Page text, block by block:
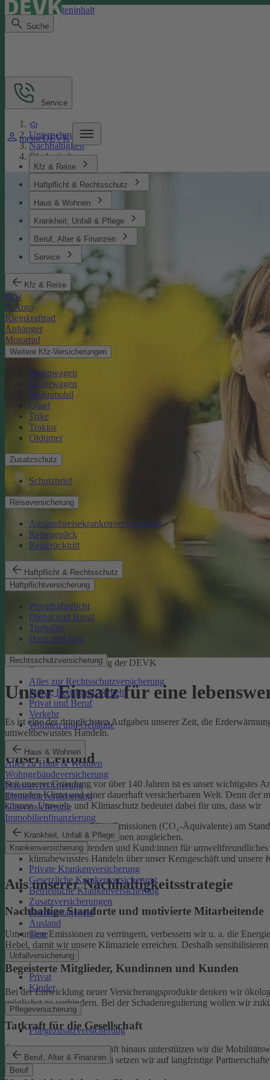
Direkt zum Seiteninhalt
Suche
meineDEVK
Kfz & Reise
Haftpflicht & Rechtsschutz
Haus & Wohnen
Krankheit, Unfall & Pflege
Beruf, Alter & Finanzen
Service
Kfz & Reise
Pkw
E-Auto
Kleinkraftrad
Anhänger
Motorrad
Weitere Kfz-Versicherungen
Wohnwagen
Lieferwagen
Wohnmobil
Quad
Trike
Traktor
Oldtimer
Zusatzschutz
Schutzbrief
Reiseversicherung
Auslandsreisekrankenversicherung
Reisegepäck
Reiserücktritt
Haftpflicht & Rechtsschutz
Haftpflichtversicherung
Privathaftpflicht
Dienst und Beruf
Tierhalter
Haus und Bau
Rechtsschutzversicherung
Alles zur Rechtsschutzversicherung
Privat, Beruf und Verkehr
Privat und Beruf
Verkehr
Wohnen und Gebäude
Haus & Wohnen
Alles zu Haus & Wohnen
Wohngebäudeversicherung
Hausratversicherung
Elementarversicherung
Glasversicherung
Immobilienfinanzierung
Krankheit, Unfall & Pflege
Krankenversicherung
Private Krankenversicherung
Gesetzliche Krankenversicherung
Betriebliche Krankenversicherung
Zusatzversicherungen
Krankentagegeld
Ausland
Tiere
Unfallversicherung
Privat
Kinder
Pflegeversicherung
Pflegezusatzversicherung
Beruf, Alter & Finanzen
Beruf
Service
Unternehmen
Nachhaltigkeit
Ökologisches
Ökologische Verantwortung der DEVK
Unser Einsatz für eine
Es ist eine der dringlichsten Aufgaben unserer Zeit, die
umweltbewusstes Handeln.
Unser Leitbild
Seit unserer Gründung vor über 140 Jahren ist es unser wichtigstes
gesunden Klima und einer dauerhaft versicherbaren Welt. Denn der
können.Umwelt- und Klimaschutz bedeutet dabei für uns, dass wir
unsere eigenen CO₂e-Emissionen (CO₂-Äquivalente) am
unvermeidliche Emissionen ausgleichen.
unsere Mitarbeitenden und Kund:innen für
klimabewusstes Handeln über unser Kerngeschäft und unsere
Aus unserer Nachhaltigkeitsstrategie
Nachhaltige Standorte und motivierte Mitarbeitende
Um unsere Emissionen zu verringern, verbessern wir u. a. die
Hebel, damit wir unsere Klimaziele erreichen. Deshalb
Begeisterte Mitglieder, Kundinnen und Kunden
Bei der Entwicklung neuer Versicherungsprodukte denken wir
möglichst zu verhindern. Bei der Schadenregulierung wollen wir
Tatkraft für die Gesellschaft
Über unser tägliches Geschäft hinaus unterstützen wir die
Klimaschutz widmen. Dabei setzen wir auf langfristige